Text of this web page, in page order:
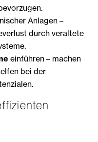
Anlagen –
durch veraltete
einführen – machen
bei der